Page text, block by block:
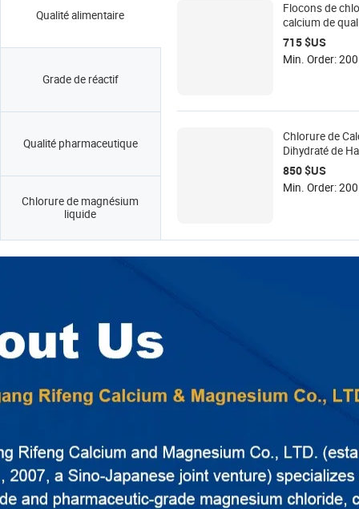
Qualité alimentaire
Grade de réactif
Qualité pharmaceutique
Chlorure de magnésium
liquide
Flocons de
calcium de
supérieure,
de l'usine,
alimentaire et
complément
715 $US
Min. Order:
Chlorure de
Dihydraté de
Pureté Qualité
E509 Granulés
USP CaCl2
850 $US
Min. Order: